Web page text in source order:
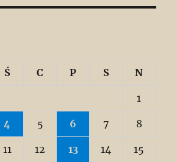
Ś C P S N
1
4 5 6 7 8
11 12 13 14 15